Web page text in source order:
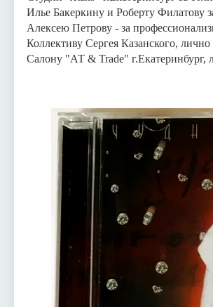
Илье Бакеркину и Роберту Филатову
Алексею Петрову - за
Коллективу Сергея Казанского,
Салону "АТ & Trade"
С Надеждой